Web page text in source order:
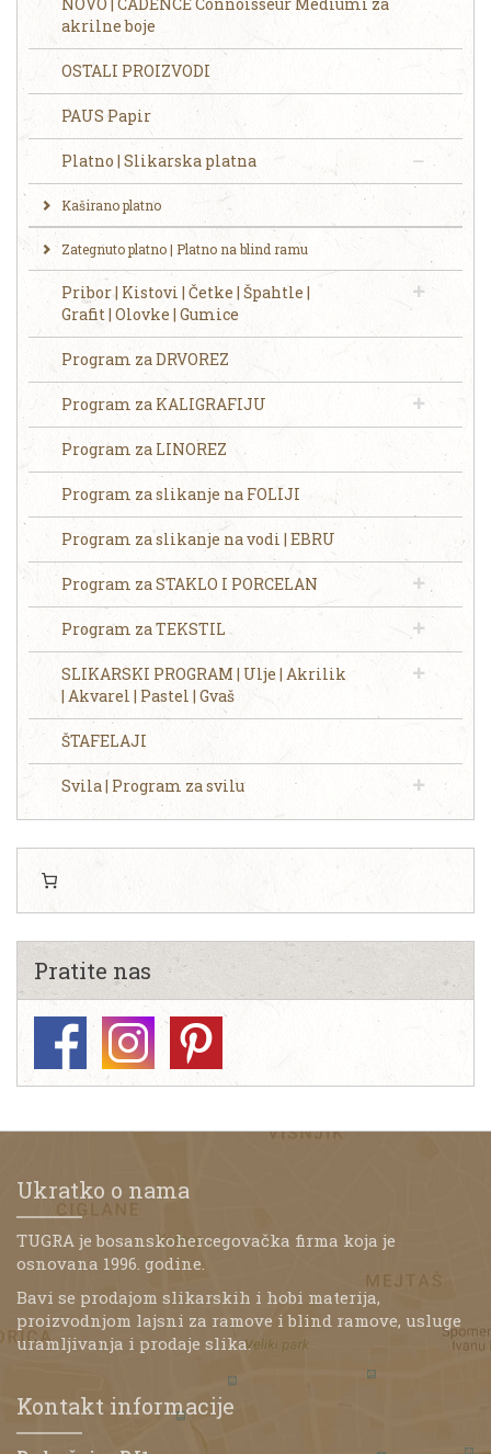
akrilne boje
OSTALI PROIZVODI
PAUS Papir
Platno | Slikarska platna
Kaširano platno
Zategnuto platno | Platno na blind ramu
Pribor | Kistovi | Četke | Špahtle |
Grafit | Olovke | Gumice
Program za DRVOREZ
Program za KALIGRAFIJU
Program za LINOREZ
Program za slikanje na FOLIJI
Program za slikanje na vodi | EBRU
Program za STAKLO I PORCELAN
Program za TEKSTIL
SLIKARSKI PROGRAM | Ulje | Akrilik
| Akvarel | Pastel | Gvaš
ŠTAFELAJI
Svila | Program za svilu
Pratite nas
Ukratko o nama
TUGRA je bosanskohercegovačka firma koja je
osnovana 1996. godine.
Bavi se prodajom slikarskih i hobi materija,
proizvodnjom lajsni za ramove i blind ramove, usluge
uramljivanja i prodaje slika.
Kontakt informacije